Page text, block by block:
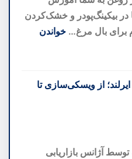
در بیکینگ‌پودر و خشک‌کردن
برای بال مرغ… خواندن
از ویسکی‌سازی تا
آژانس بازاریابی